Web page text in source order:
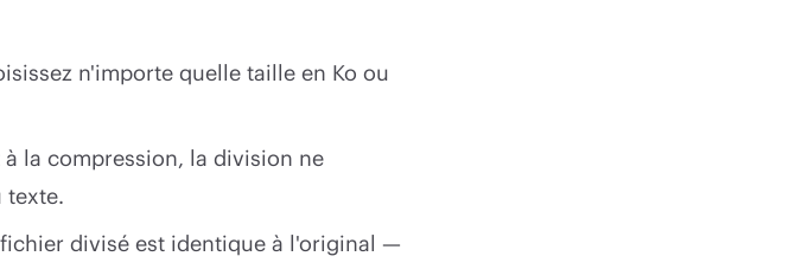
n'importe quelle taille en Ko ou
la compression, la division ne
texte.
divisé est identique à l'original —